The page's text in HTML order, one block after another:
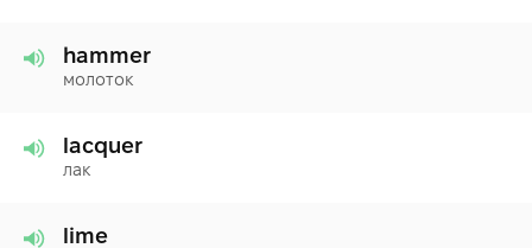
hammer
молоток
lacquer
лак
lime